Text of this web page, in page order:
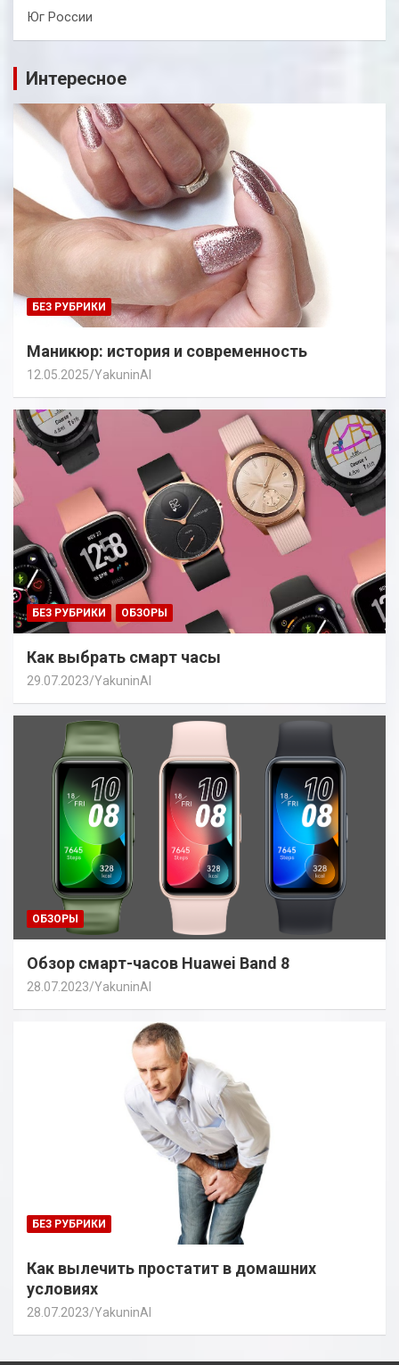
Юг России
Интересное
БЕЗ РУБРИКИ
Маникюр: история и современность
12.05.2025 YakuninAI
БЕЗ РУБРИКИ ОБЗОРЫ
Как выбрать смарт часы
29.07.2023 YakuninAI
ОБЗОРЫ
Обзор смарт-часов Huawei Band 8
28.07.2023 YakuninAI
БЕЗ РУБРИКИ
Как вылечить простатит в домашних
условиях
28.07.2023 YakuninAI